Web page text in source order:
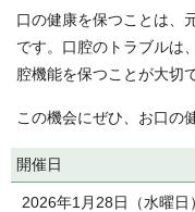
口の健康を保つことは、
です。口腔のトラブルは
腔機能を保つことが大切
この機会にぜひ、お口の
開催日
2026年1月28日（水曜日）